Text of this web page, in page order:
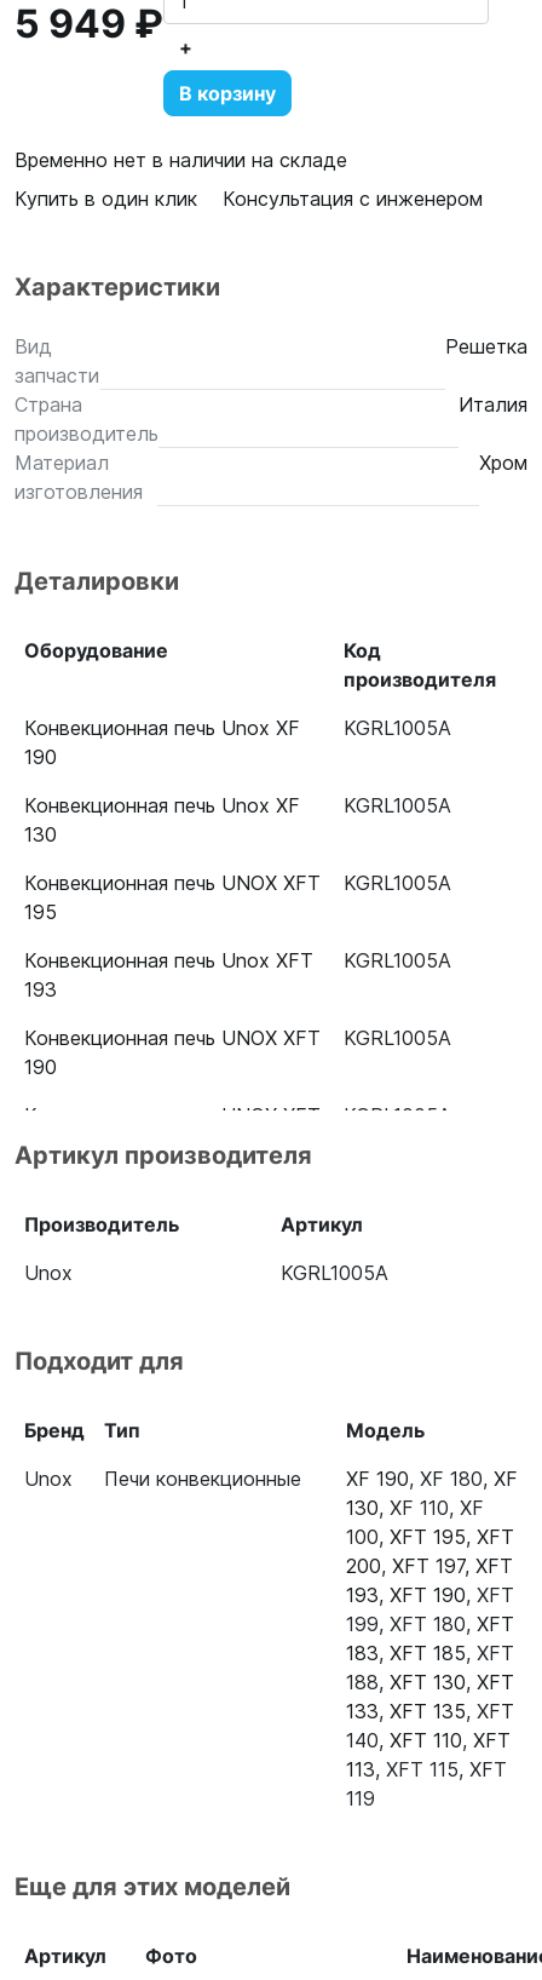
5 949 ₽
+
В корзину
Временно нет в наличии на складе
Купить в один клик
Консультация с инженером
Характеристики
Вид
запчасти
Решетка
Страна
производитель
Италия
Материал
изготовления
Хром
Деталировки
Оборудование
Код
производителя
Конвекционная печь Unox XF
190
KGRL1005A
Конвекционная печь Unox XF
130
KGRL1005A
Конвекционная печь UNOX XFT
195
KGRL1005A
Конвекционная печь Unox XFT
193
KGRL1005A
Конвекционная печь UNOX XFT
190
KGRL1005A
Конвекционная печь UNOX XFT
185
KGRL1005A
133
Конвекционная печь UNOX XFT
KGRL1005A
Конвекционная печь Unox XFT
110
Артикул производителя
Производитель
Артикул
Unox
KGRL1005A
Подходит для
Бренд Тип
Модель
Unox
Печи конвекционные XF 190, XF 180, XF
130, XF 110, XF
100, XFT 195, XFT
200, XFT 197, XFT
193, XFT 190, XFT
199, XFT 180, XFT
183, XFT 185, XFT
188, XFT 130, XFT
133, XFT 135, XFT
140, XFT 110, XFT
113, XFT 115, XFT
119
Еще для этих моделей
Артикул Фото